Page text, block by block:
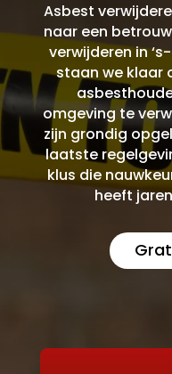
Asbest
naar een
verwijderen in
staan we klaar
omgeving te
zijn grondig
laatste
klus die
heeft